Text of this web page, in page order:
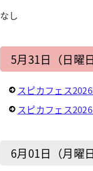
なし
5月31日（日曜日
スピカフェス2026
スピカフェス
6月01日（月曜日